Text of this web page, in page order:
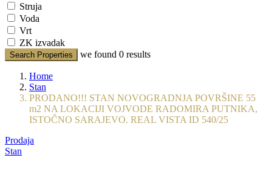
Struja
Voda
Vrt
ZK izvadak
Search Properties we found 0 results
Home
Stan
PRODANO!!! STAN NOVOGRADNJA POVRŠINE 55
m2 NA LOKACIJI VOJVODE RADOMIRA PUTNIKA,
ISTOČNO SARAJEVO. REAL VISTA ID 540/25
Prodaja
Stan